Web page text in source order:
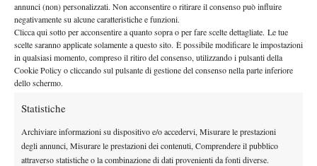
annunci (non) personalizzati. Non acconsentire o ritirare il consenso può influire
negativamente su alcune caratteristiche e funzioni.
Clicca qui sotto per acconsentire a quanto sopra o per fare scelte dettagliate. Le tue
scelte saranno applicate solamente a questo sito. È possibile modificare le impostazioni
in qualsiasi momento, compreso il ritiro del consenso, utilizzando i pulsanti della
Cookie Policy o cliccando sul pulsante di gestione del consenso nella parte inferiore
dello schermo.
Statistiche
Archiviare informazioni su dispositivo e/o accedervi, Misurare le prestazioni
degli annunci, Misurare le prestazioni dei contenuti, Comprendere il pubblico
attraverso statistiche o la combinazione di dati provenienti da fonti diverse.
La sfida tra Cobolli e Tien andrà in scena sabato 30 maggio
alle ore 12 sul Philippe Chatrier.Il match verrà trasmesso sulle
piattaformeDiscovery+ e HBO Maxprevio abbonamento.
DI TENDENZA